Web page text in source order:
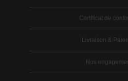
Certificat de
Livraison &
Nos